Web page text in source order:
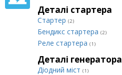
Деталі стартера
Стартер (2)
Бендикс стартера (2)
Реле стартера (1)
Деталі генератора
Діодний міст (1)